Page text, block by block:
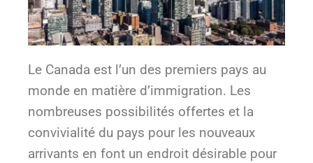
Le Canada est l’un des premiers pays au
monde en matière d’immigration. Les
nombreuses possibilités offertes et la
convivialité du pays pour les nouveaux
arrivants en font un endroit désirable pour